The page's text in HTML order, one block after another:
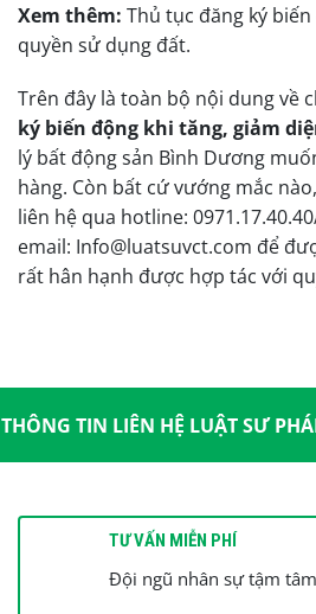
Xem thêm: Thủ tục đăng ký
quyền sử dụng đất.
Trên đây là toàn bộ nội dung về
ký biến động khi tăng, giảm
lý bất động sản Bình Dương
hàng. Còn bất cứ vướng mắc
liên hệ qua hotline:
email: Info@luatsuvct.com để
rất hân hạnh được hợp tác với
THÔNG TIN LIÊN HỆ LUẬT SƯ
TƯ VẤN MIỄN PHÍ
Đội ngũ nhân sự tậm tâm